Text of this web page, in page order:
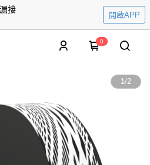
接
開啟APP
0
1/2